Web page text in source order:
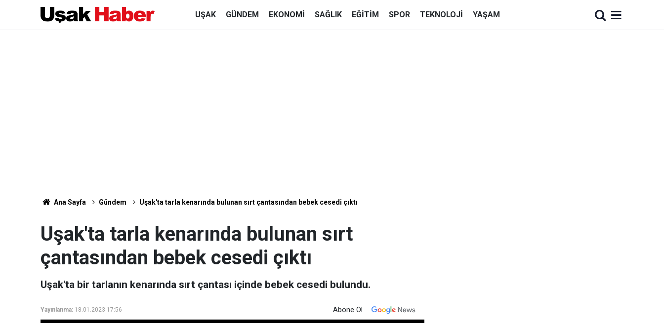
UŞAK GÜNDEM EKONOMI SAĞLIK EĞITIM SPOR TEKNOLOJI YAŞAM
Ana Sayfa Gündem Uşak'ta tarla kenarında bulunan sırt çantasından bebek cesedi çıktı
Uşak'ta tarla kenarında bulunan sırt
çantasından bebek cesedi çıktı
Uşak'ta bir tarlanın kenarında sırt çantası içinde bebek cesedi bulundu.
Yayınlanma: 18.01.2023 17:56 Abone Ol